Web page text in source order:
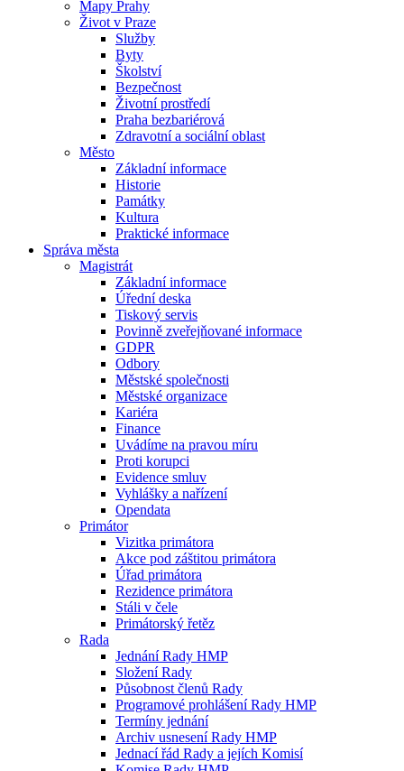
Mapy Prahy
Život v Praze
Služby
Byty
Školství
Bezpečnost
Životní prostředí
Praha bezbariérová
Zdravotní a sociální oblast
Město
Základní informace
Historie
Památky
Kultura
Praktické informace
Správa města
Magistrát
Základní informace
Úřední deska
Tiskový servis
Povinně zveřejňované informace
GDPR
Odbory
Městské společnosti
Městské organizace
Kariéra
Finance
Uvádíme na pravou míru
Proti korupci
Evidence smluv
Vyhlášky a nařízení
Opendata
Primátor
Vizitka primátora
Akce pod záštitou primátora
Úřad primátora
Rezidence primátora
Stáli v čele
Primátorský řetěz
Rada
Jednání Rady HMP
Složení Rady
Působnost členů Rady
Programové prohlášení Rady HMP
Termíny jednání
Archiv usnesení Rady HMP
Jednací řád Rady a jejích Komisí